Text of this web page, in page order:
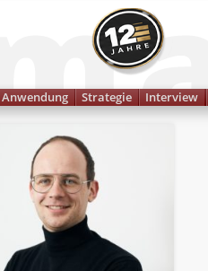
Anwendung Strategie Interview